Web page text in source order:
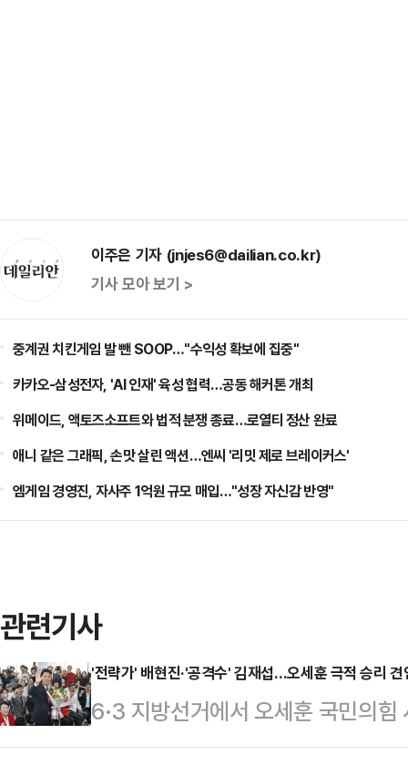
이주은 기자 (jnjes6@dailian.co.kr)
기사 모아 보기 >
중계권 치킨게임 발 뺀 SOOP…"수익성 확보에 집중"
카카오-삼성전자, 'AI 인재' 육성 협력…공동 해커톤 개최
위메이드, 액토즈소프트와 법적 분쟁 종료…로열티 정산 완료
애니 같은 그래픽, 손맛 살린 액션…엔씨 '리밋 제로 브레이커스'
엠게임 경영진, 자사주 1억원 규모 매입…"성장 자신감 반영"
관련기사
'전략가' 배현진·'공격수' 김재섭…오세훈 극적 승리
6·3 지방선거에서 오세훈 국민의
리를 거둔 가운데 선거 과정에서 자